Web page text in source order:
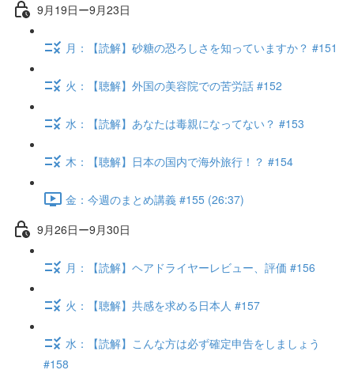
9月19日ー9月23日
月：【読解】砂糖の恐ろしさを知っていますか？ #151
火：【聴解】外国の美容院での苦労話 #152
水：【読解】あなたは毒親になってない？ #153
木：【聴解】日本の国内で海外旅行！？ #154
金：今週のまとめ講義 #155 (26:37)
9月26日ー9月30日
月：【読解】ヘアドライヤーレビュー、評価 #156
火：【聴解】共感を求める日本人 #157
水：【読解】こんな方は必ず確定申告をしましょう
#158